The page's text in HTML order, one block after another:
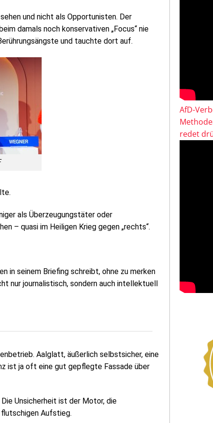
und nicht als Opportunisten. Der
damals noch konservativen „Focus“ nie
und tauchte dort auf.
als Überzeugungstäter oder
– quasi im Heiligen Krieg gegen „rechts“.
in seinem Briefing schreibt, ohne zu merken
nur journalistisch, sondern auch intellektuell
Aalglatt, äußerlich selbstsicher, eine
ist ja oft eine gut gepflegte Fassade über
Unsicherheit ist der Motor, die
Aufstieg.
AfD-
redet